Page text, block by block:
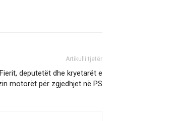
Artikulli tjetër
deputetët dhe kryetarët e
motorët për zgjedhjet në PS